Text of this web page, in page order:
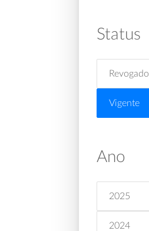
Status
Revogado
Vigente
Ano
2025
2024